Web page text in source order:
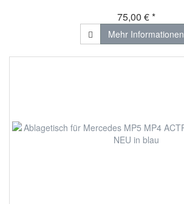
75,00 € *
Mehr Informationen